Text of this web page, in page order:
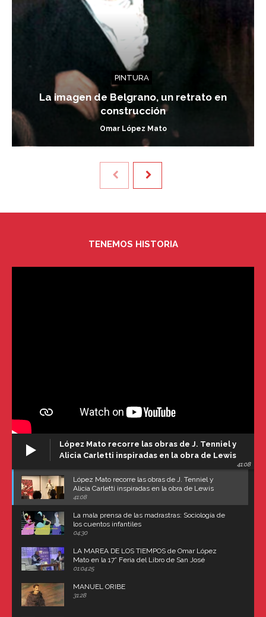
PINTURA
La imagen de Belgrano, un retrato en
construcción
Omar López Mato
TENEMOS HISTORIA
López Mato recorre las obras de J. Tenniel y
Alicia Carletti inspiradas en la obra de Lewis
41:08
López Mato recorre las obras de J. Tenniel y
Alicia Carletti inspiradas en la obra de Lewis
Carroll
41:08
La mala prensa de las madrastras: Sociología de
los cuentos infantiles
04:30
LA MAREA DE LOS TIEMPOS de Omar López
Mato en la 17° Feria del Libro de San José
(Uruguay)
01:04:25
MANUEL ORIBE
31:28